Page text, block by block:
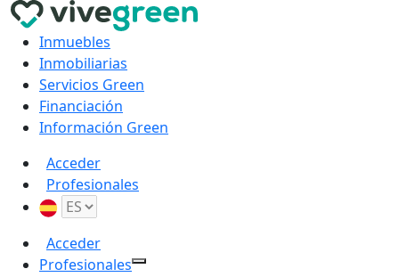
Inmuebles
Inmobiliarias
Servicios Green
Financiación
Información Green
Acceder
Profesionales
Acceder
Profesionales